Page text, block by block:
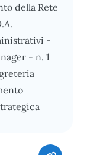
della Rete
-
- n. 1